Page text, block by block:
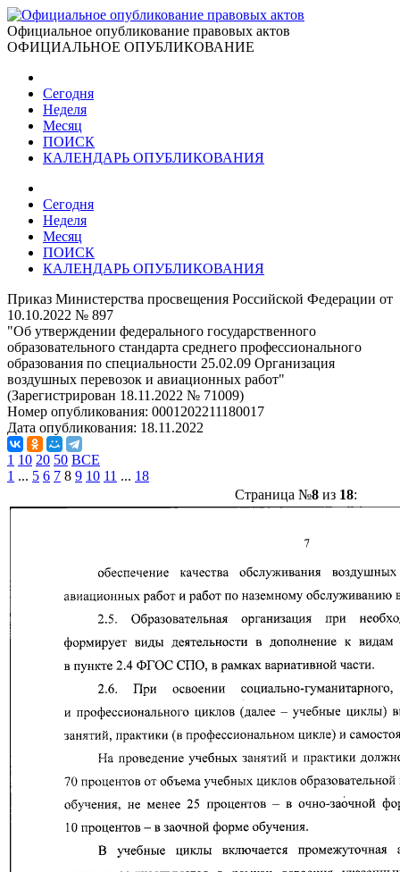
Официальное опубликование правовых актов
ОФИЦИАЛЬНОЕ ОПУБЛИКОВАНИЕ
Сегодня
Неделя
Месяц
ПОИСК
КАЛЕНДАРЬ ОПУБЛИКОВАНИЯ
Сегодня
Неделя
Месяц
ПОИСК
КАЛЕНДАРЬ ОПУБЛИКОВАНИЯ
Приказ Министерства просвещения Российской Федерации от
10.10.2022 № 897
"Об утверждении федерального государственного
образовательного стандарта среднего профессионального
образования по специальности 25.02.09 Организация
воздушных перевозок и авиационных работ"
(Зарегистрирован 18.11.2022 № 71009)
Номер опубликования: 0001202211180017
Дата опубликования: 18.11.2022
1 10 20 50 ВСЕ
1 ... 5 6 7 8 9 10 11 ... 18
Страница №8из 18: